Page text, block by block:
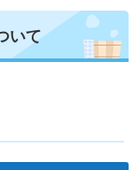
いて